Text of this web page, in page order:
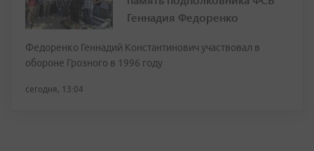
Геннадия Федоренко
Федоренко Геннадий Константинович участвовал в
обороне Грозного в 1996 году
сегодня, 13:04